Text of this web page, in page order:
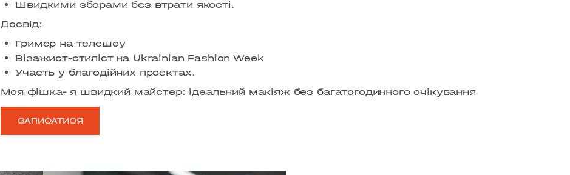
Швидкими зборами без втрати якості.
Досвід:
Гример на телешоу
Візажист-стиліст на Ukrainian Fashion Week
Участь у благодійних проєктах.
Моя фішка- я швидкий майстер: ідеальний макіяж без багатогодинного очікування
ЗАПИСАТИСЯ